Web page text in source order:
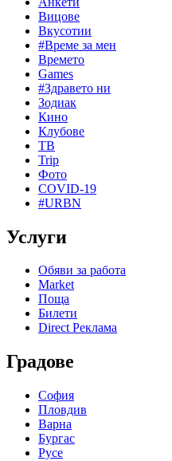
Вицове
Вкусотии
#Време за мен
Времето
Games
#Здравето ни
Зодиак
Кино
Клубове
ТВ
Trip
Фото
COVID-19
#URBN
Услуги
Обяви за работа
Market
Поща
Билети
Direct Реклама
Градове
София
Пловдив
Варна
Бургас
Русе